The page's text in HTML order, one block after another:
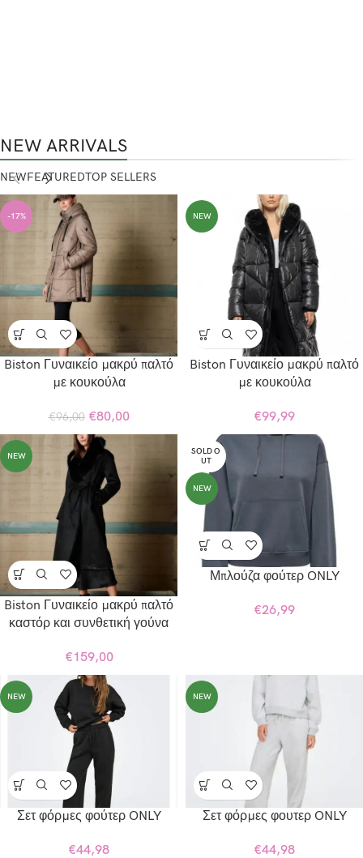
NEW ARRIVALS
NEWFEATUREDTOP SELLERS
-17%
Biston Γυναικείο μακρύ παλτό
με κουκούλα
€96,00 €80,00
NEW
Biston Γυναικείο μακρύ παλτό
με κουκούλα
€99,99
NEW
Biston Γυναικείο μακρύ παλτό
καστόρ και συνθετική γούνα
€159,00
SOLD O
UT
NEW
Μπλούζα φούτερ ONLY
€26,99
NEW
Σετ φόρμες φούτερ ONLY
€44,98
NEW
Σετ φόρμες φουτερ ONLY
€44,98